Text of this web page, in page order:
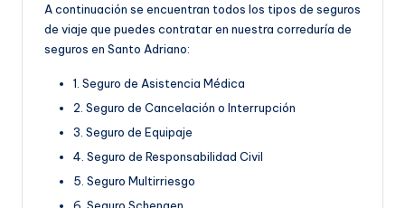
A continuación se encuentran todos los tipos de seguros
de viaje que puedes contratar en nuestra correduría de
seguros en Santo Adriano:
1. Seguro de Asistencia Médica
2. Seguro de Cancelación o Interrupción
3. Seguro de Equipaje
4. Seguro de Responsabilidad Civil
5. Seguro Multirriesgo